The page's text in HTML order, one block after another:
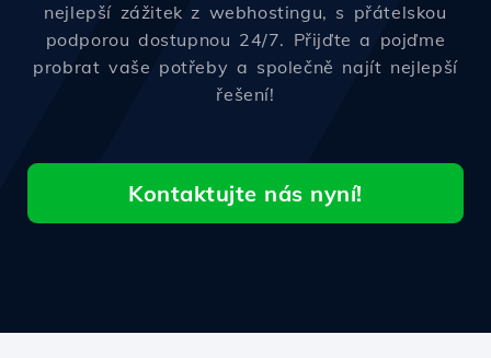
nejlepší zážitek z webhostingu, s přátelskou
podporou dostupnou 24/7. Přijďte a pojďme
probrat vaše potřeby a společně najít nejlepší
řešení!
Kontaktujte nás nyní!